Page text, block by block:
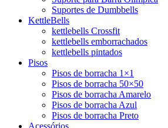
Suportes de Dumbbells
KettleBells
kettlebells Crossfit
kettlebells emborrachados
kettlebells pintados
Pisos
Pisos de borracha 1×1
Pisos de borracha 50×50
Pisos de borracha Amarelo
Pisos de borracha Azul
Pisos de borracha Preto